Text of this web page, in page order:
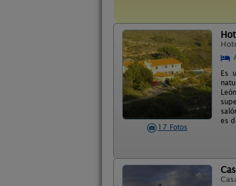
17 Fotos
Es
es